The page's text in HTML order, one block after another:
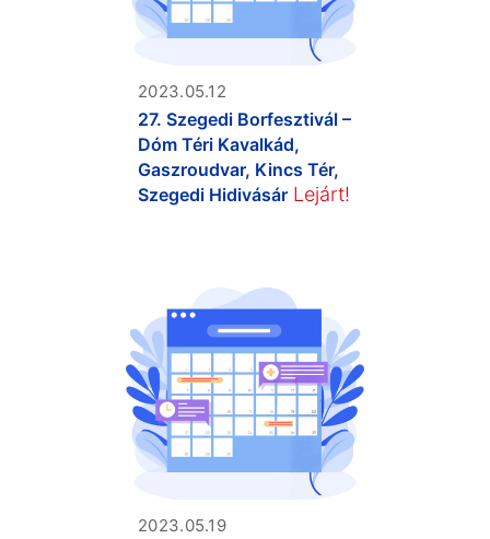
2023.05.12
27. Szegedi Borfesztivál –
Dóm Téri Kavalkád,
Gaszroudvar, Kincs Tér,
Szegedi Hidivásár Lejárt!
2023.05.19